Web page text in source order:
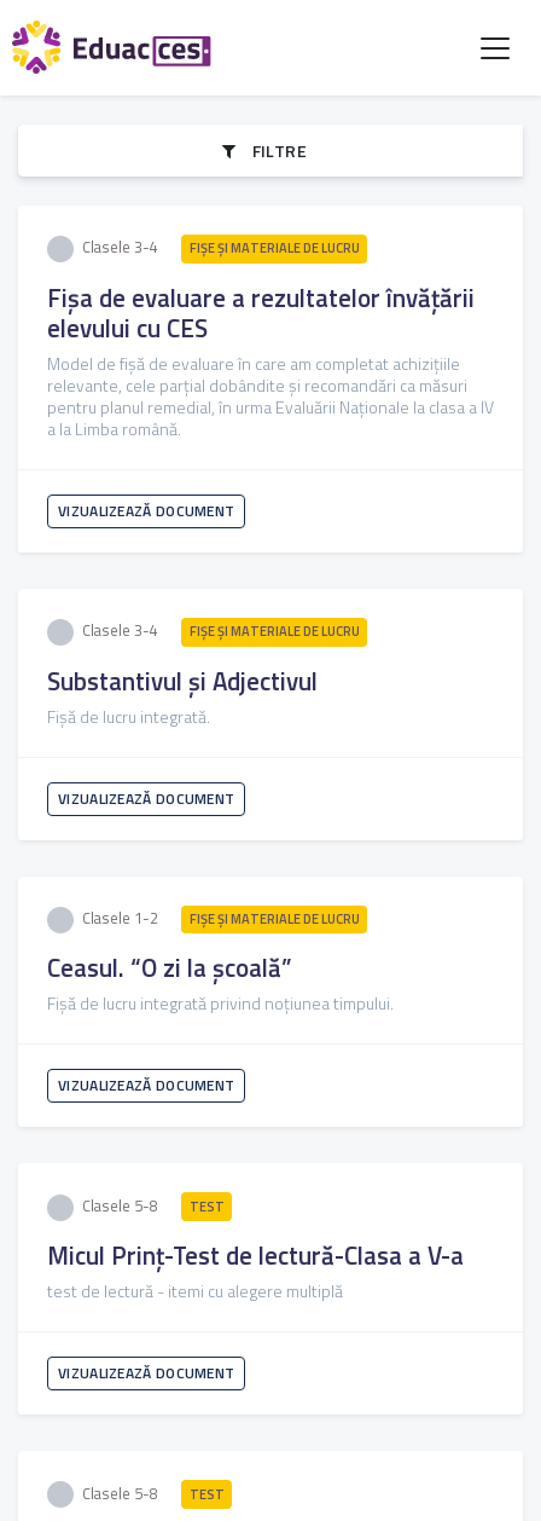
FILTRE
Clasele 3-4 FIŞE ŞI MATERIALE DE LUCRU
Fișa de evaluare a rezultatelor învăţării
elevului cu CES
Model de fișă de evaluare în care am completat achizițiile
relevante, cele parțial dobândite și recomandări ca măsuri
pentru planul remedial, în urma Evaluării Naționale la clasa a IV
a la Limba română.
VIZUALIZEAZĂ DOCUMENT
Clasele 3-4 FIŞE ŞI MATERIALE DE LUCRU
Substantivul și Adjectivul
Fișă de lucru integrată.
VIZUALIZEAZĂ DOCUMENT
Clasele 1-2 FIŞE ŞI MATERIALE DE LUCRU
Ceasul. “O zi la școală”
Fișă de lucru integrată privind noțiunea timpului.
VIZUALIZEAZĂ DOCUMENT
Clasele 5-8 TEST
Micul Prinț-Test de lectură-Clasa a V-a
test de lectură - itemi cu alegere multiplă
VIZUALIZEAZĂ DOCUMENT
Clasele 5-8 TEST